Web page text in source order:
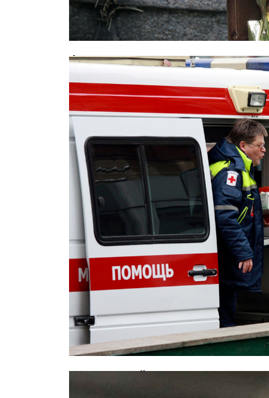
Фатальное совпадение: москвич
дочери
В московской школе скончался